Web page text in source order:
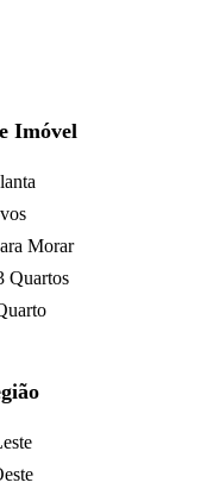
Imóvel
Morar
Quartos